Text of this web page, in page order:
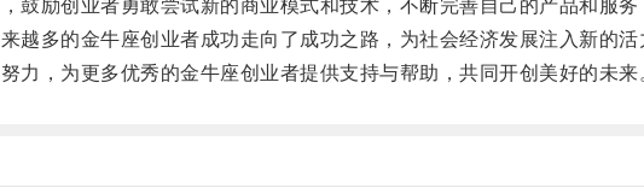
励创业者勇敢尝试新的商业模式和技术，不断完善自己的产品和服务
多的金牛座创业者成功走向了成功之路，为社会经济发展注入新的活
，为更多优秀的金牛座创业者提供支持与帮助，共同开创美好的未来